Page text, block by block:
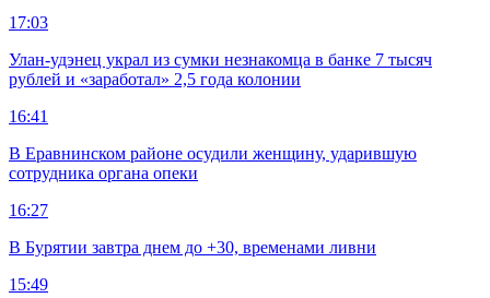
17:03
Улан-удэнец украл из сумки незнакомца в банке 7 тысяч
рублей и «заработал» 2,5 года колонии
16:41
В Еравнинском районе осудили женщину, ударившую
сотрудника органа опеки
16:27
В Бурятии завтра днем до +30, временами ливни
15:49